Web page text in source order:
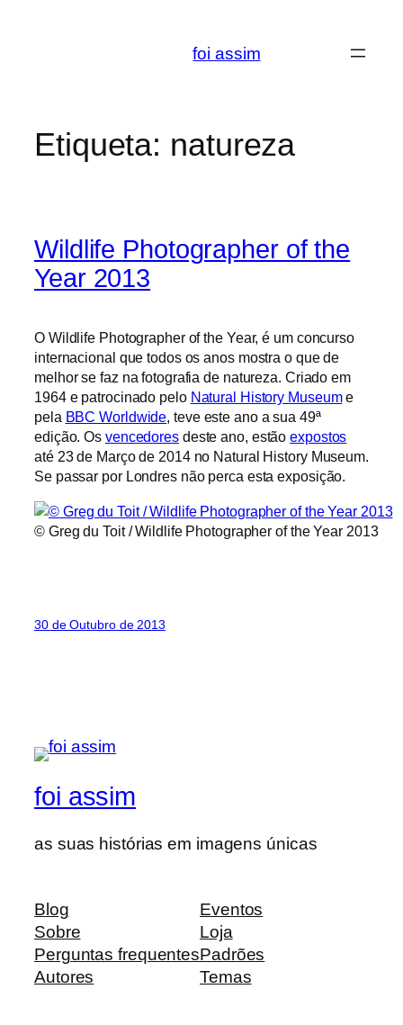
foi assim
Etiqueta: natureza
Wildlife Photographer of the
Year 2013
O Wildlife Photographer of the Year, é um concurso
internacional que todos os anos mostra o que de
melhor se faz na fotografia de natureza. Criado em
1964 e patrocinado pelo Natural History Museume
pela BBC Worldwide, teve este ano a sua 49ª
edição. Os vencedoresdeste ano, estãoexpostos
até 23 de Março de 2014 no Natural History Museum.
Se passar por Londres não perca esta exposição.
© Greg du Toit / Wildlife Photographer of the Year 2013
30 de Outubro de 2013
foi assim
as suas histórias em imagens únicas
Blog
Sobre
Perguntas frequentes
Autores
Eventos
Loja
Padrões
Temas